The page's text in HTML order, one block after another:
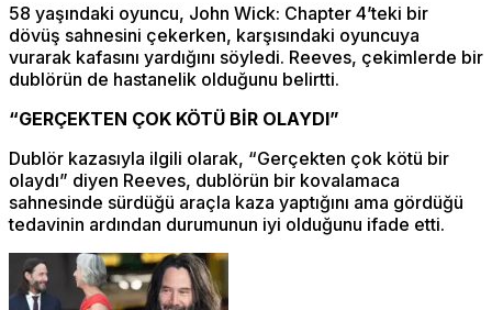
58 yaşındaki oyuncu, John Wick: Chapter 4’teki bir
dövüş sahnesini çekerken, karşısındaki oyuncuya
vurarak kafasını yardığını söyledi. Reeves, çekimlerde bir
dublörün de hastanelik olduğunu belirtti.
“GERÇEKTEN ÇOK KÖTÜ BİR OLAYDI”
Dublör kazasıyla ilgili olarak, “Gerçekten çok kötü bir
olaydı” diyen Reeves, dublörün bir kovalamaca
sahnesinde sürdüğü araçla kaza yaptığını ama gördüğü
tedavinin ardından durumunun iyi olduğunu ifade etti.